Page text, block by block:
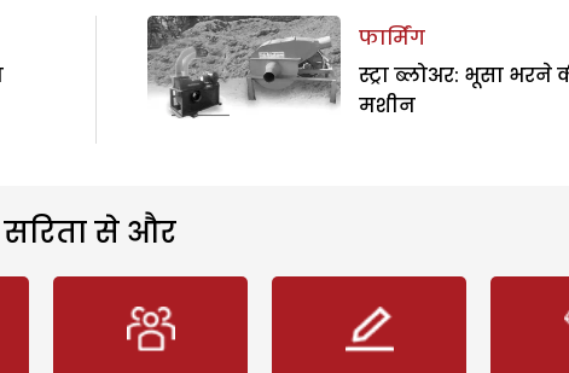
फार्मिंग
स्ट्रा ब्लोअर: भूसा भरने
मशीन
सरिता से और